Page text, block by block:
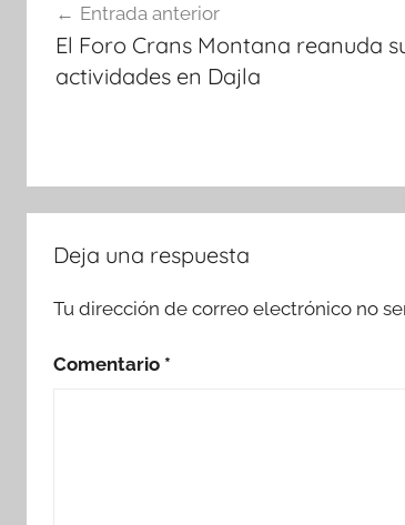
de
entradas
Entrada anterior
El Foro Crans Montana reanuda
actividades en Dajla
Deja una respuesta
Tu dirección de correo electrónico no
Comentario *